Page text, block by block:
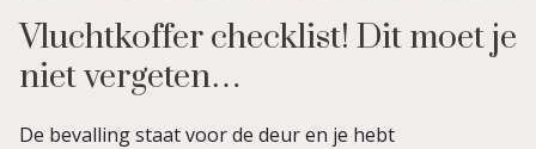
Vluchtkoffer checklist! Dit moet je
niet vergeten…
De bevalling staat voor de deur en je hebt